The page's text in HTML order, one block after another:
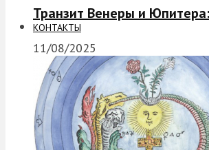
КОНТАКТЫ
Транзит Венеры и
11/08/2025